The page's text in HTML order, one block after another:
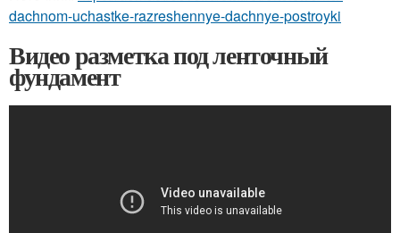
dachnom-uchastke-razreshennye-dachnye-postroyki
Видео разметка под ленточный
фундамент